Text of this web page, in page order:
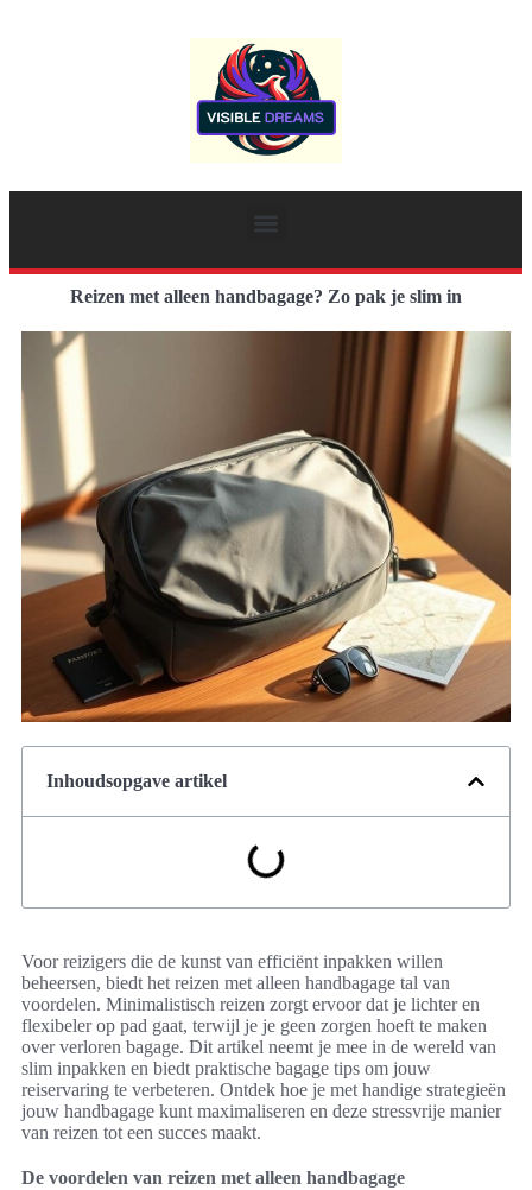
Reizen met alleen handbagage? Zo pak je slim in
Inhoudsopgave artikel
Voor reizigers die de kunst van efficiënt inpakken willen
beheersen, biedt het reizen met alleen handbagage tal van
voordelen. Minimalistisch reizen zorgt ervoor dat je lichter en
flexibeler op pad gaat, terwijl je je geen zorgen hoeft te maken
over verloren bagage. Dit artikel neemt je mee in de wereld van
slim inpakken en biedt praktische bagage tips om jouw
reiservaring te verbeteren. Ontdek hoe je met handige strategieën
jouw handbagage kunt maximaliseren en deze stressvrije manier
van reizen tot een succes maakt.
De voordelen van reizen met alleen handbagage